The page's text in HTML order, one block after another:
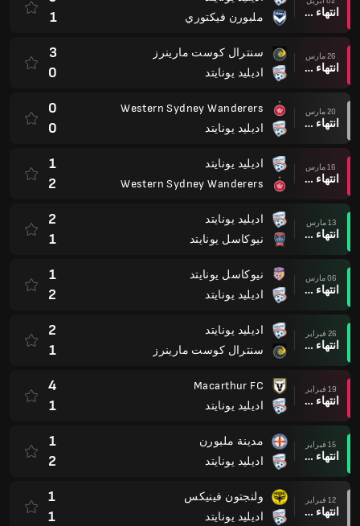
انتهاء وقت المباراة
ملبورن فيكتوري
1
26 مارس
انتهاء وقت المباراة
سنترال كوست مارينرز
اديليد يونايتد
3
0
20 مارس
انتهاء وقت المباراة
Western Sydney Wanderers
اديليد يونايتد
0
0
16 مارس
انتهاء وقت المباراة
اديليد يونايتد
Western Sydney Wanderers
1
2
13 مارس
انتهاء وقت المباراة
اديليد يونايتد
نيوكاسل يونايتد
2
1
06 مارس
انتهاء وقت المباراة
نيوكاسل يونايتد
اديليد يونايتد
1
2
26 فبراير
انتهاء وقت المباراة
اديليد يونايتد
سنترال كوست مارينرز
2
1
19 فبراير
انتهاء وقت المباراة
Macarthur FC
اديليد يونايتد
4
1
15 فبراير
انتهاء وقت المباراة
مدينة ملبورن
اديليد يونايتد
1
2
12 فبراير
انتهاء وقت المباراة
ولنجتون فينيكس
اديليد يونايتد
1
1